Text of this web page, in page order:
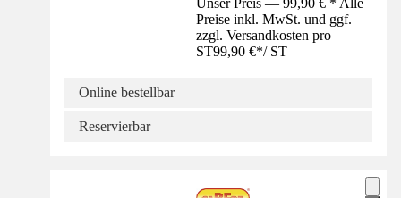
Preise inkl. MwSt. und ggf.
zzgl. Versandkosten pro
ST99,90 €*/ ST
Online bestellbar
Reservierbar